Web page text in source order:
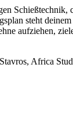
Schießtechnik,
steht
aufziehen,
Africa